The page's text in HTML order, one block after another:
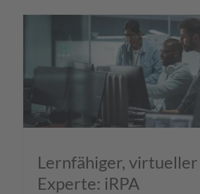
Lernfähiger, virtueller
Experte: iRPA